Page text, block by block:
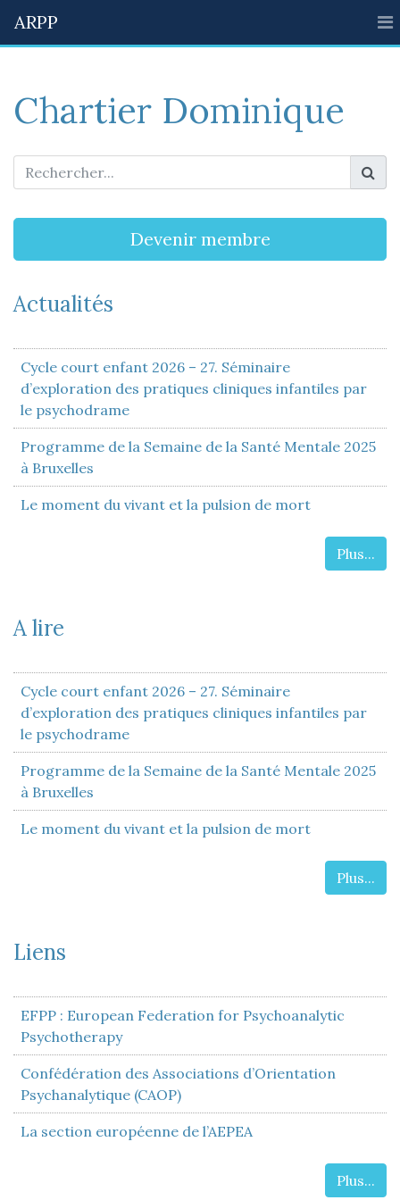
ARPP
Chartier Dominique
Devenir membre
Actualités
Cycle court enfant 2026 – 27. Séminaire
d’exploration des pratiques cliniques infantiles par
le psychodrame
Programme de la Semaine de la Santé Mentale 2025
à Bruxelles
Le moment du vivant et la pulsion de mort
Plus...
A lire
Cycle court enfant 2026 – 27. Séminaire
d’exploration des pratiques cliniques infantiles par
le psychodrame
Programme de la Semaine de la Santé Mentale 2025
à Bruxelles
Le moment du vivant et la pulsion de mort
Plus...
Liens
EFPP : European Federation for Psychoanalytic
Psychotherapy
Confédération des Associations d’Orientation
Psychanalytique (CAOP)
La section européenne de l’AEPEA
Plus...